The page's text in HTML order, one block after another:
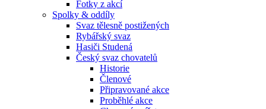
Fotky z akcí
Spolky & oddíly
Svaz tělesně postižených
Rybářský svaz
Hasiči Studená
Český svaz chovatelů
Historie
Členové
Připravované akce
Proběhlé akce